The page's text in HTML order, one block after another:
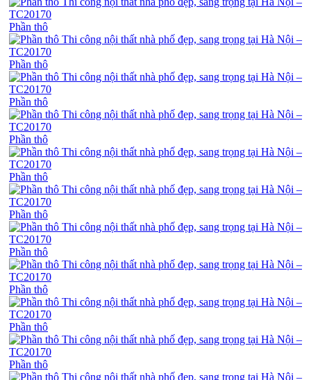
Phần thô
Phần thô
Phần thô
Phần thô
Phần thô
Phần thô
Phần thô
Phần thô
Phần thô
Phần thô